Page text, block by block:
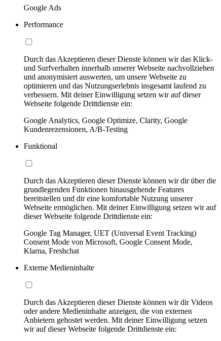
Google Ads
Performance
Durch das Akzeptieren dieser Dienste können wir das Klick-
und Surfverhalten innerhalb unserer Webseite nachvollziehen
und anonymisiert auswerten, um unsere Webseite zu
optimieren und das Nutzungserlebnis insgesamt laufend zu
verbessern. Mit deiner Einwilligung setzen wir auf dieser
Webseite folgende Drittdienste ein:
Google Analytics, Google Optimize, Clarity, Google
Kundenrezensionen, A/B-Testing
Funktional
Durch das Akzeptieren dieser Dienste können wir dir über die
grundlegenden Funktionen hinausgehende Features
bereitstellen und dir eine komfortable Nutzung unserer
Webseite ermöglichen. Mit deiner Einwilligung setzen wir auf
dieser Webseite folgende Drittdienste ein:
Google Tag Manager, UET (Universal Event Tracking)
Consent Mode von Microsoft, Google Consent Mode,
Klarna, Freshchat
Externe Medieninhalte
Durch das Akzeptieren dieser Dienste können wir dir Videos
oder andere Medieninhalte anzeigen, die von externen
Anbietern gehostet werden. Mit deiner Einwilligung setzen
wir auf dieser Webseite folgende Drittdienste ein: